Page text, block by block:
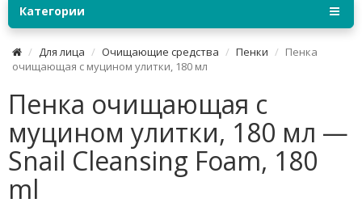
Категории
Для лица Очищающие средства Пенки
Пенка
очищающая с муцином улитки, 180 мл
Пенка очищающая с
муцином улитки, 180 мл —
Snail Cleansing Foam, 180
ml